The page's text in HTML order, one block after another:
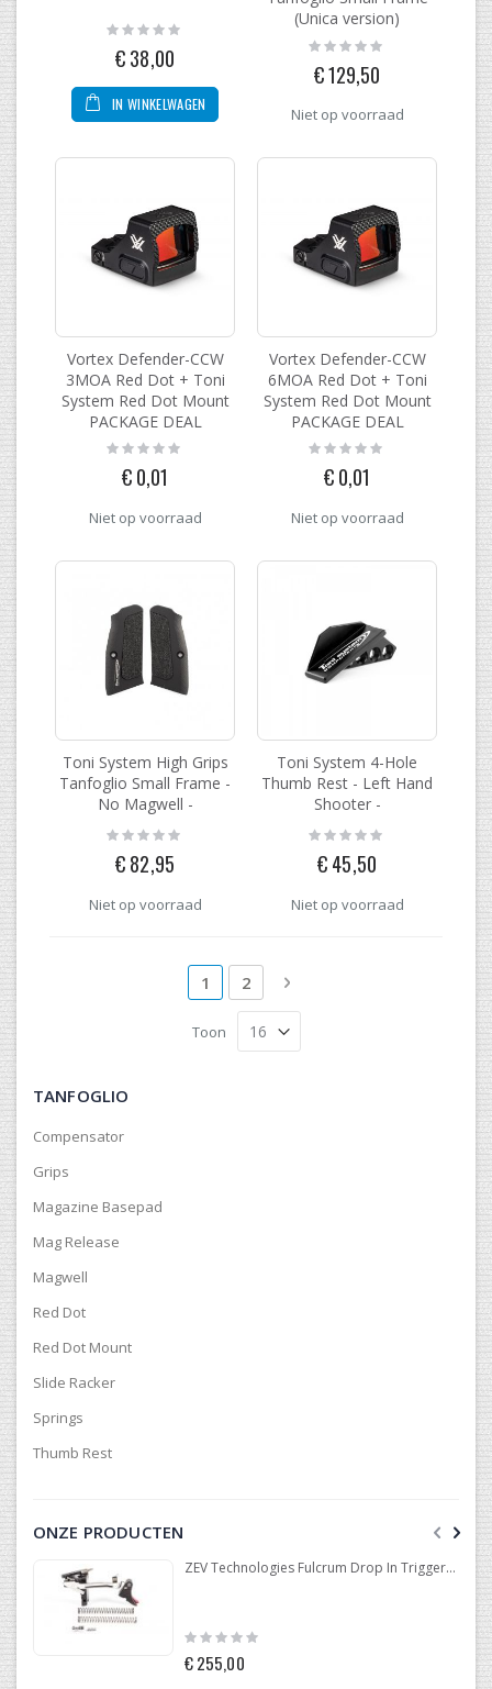
Rating:
0%
€ 38,00
IN WINKELWAGEN
(Unica version)
Rating:
0%
€ 129,50
Niet op voorraad
Vortex Defender-CCW
3MOA Red Dot + Toni
System Red Dot Mount
PACKAGE DEAL
Rating:
€ 0,01
Niet op voorraad
Vortex Defender-CCW
6MOA Red Dot + Toni
System Red Dot Mount
PACKAGE DEAL
Rating:
€ 0,01
Niet op voorraad
Toni System High Grips
Tanfoglio Small Frame -
No Magwell -
Rating:
0%
€ 82,95
Niet op voorraad
Toni System 4-Hole
Thumb Rest - Left Hand
Shooter -
Rating:
0%
€ 45,50
Niet op voorraad
Pagina
U lees momenteel pagina
1 Pagina
2 Pagina
Volgende
Toon
TANFOGLIO
Compensator
Grips
Magazine Basepad
Mag Release
Magwell
Red Dot
Red Dot Mount
Slide Racker
Springs
Thumb Rest
ONZE PRODUCTEN
ZEV Technologies Fulcrum Drop In Trigger Kit Glock .40 GEN 4
Rating:
€ 255,00